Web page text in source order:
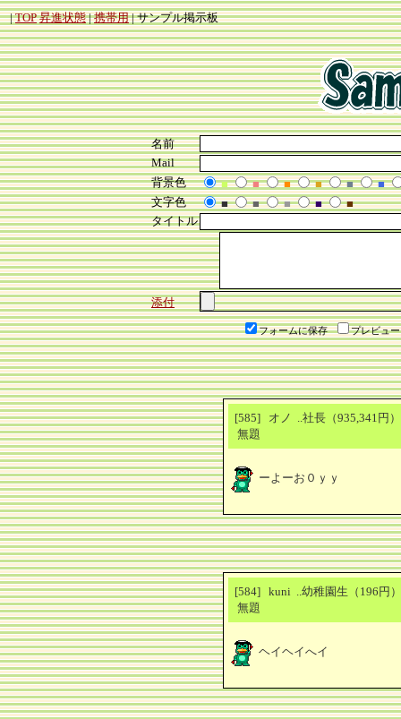
|TOP 昇進状態|携帯用| サンプル掲示板
名前
Mail
背景色
■ ■ ■ ■ ■
■
文字色
■ ■ ■ ■
■
タイトル
添付
フォームに保存 プレビュー
[585] オノ ..社長（935,341
無題
ーよーお０ｙｙ
[584] kuni ..幼稚園生（196
無題
ヘイヘイへイ